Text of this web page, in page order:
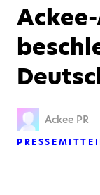
Ackee PR